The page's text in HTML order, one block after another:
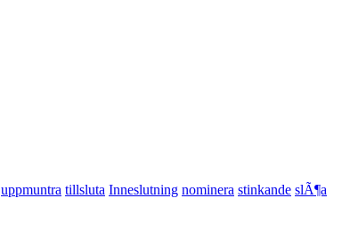
uppmuntra tillsluta Inneslutning nominera stinkande slÃ¶a